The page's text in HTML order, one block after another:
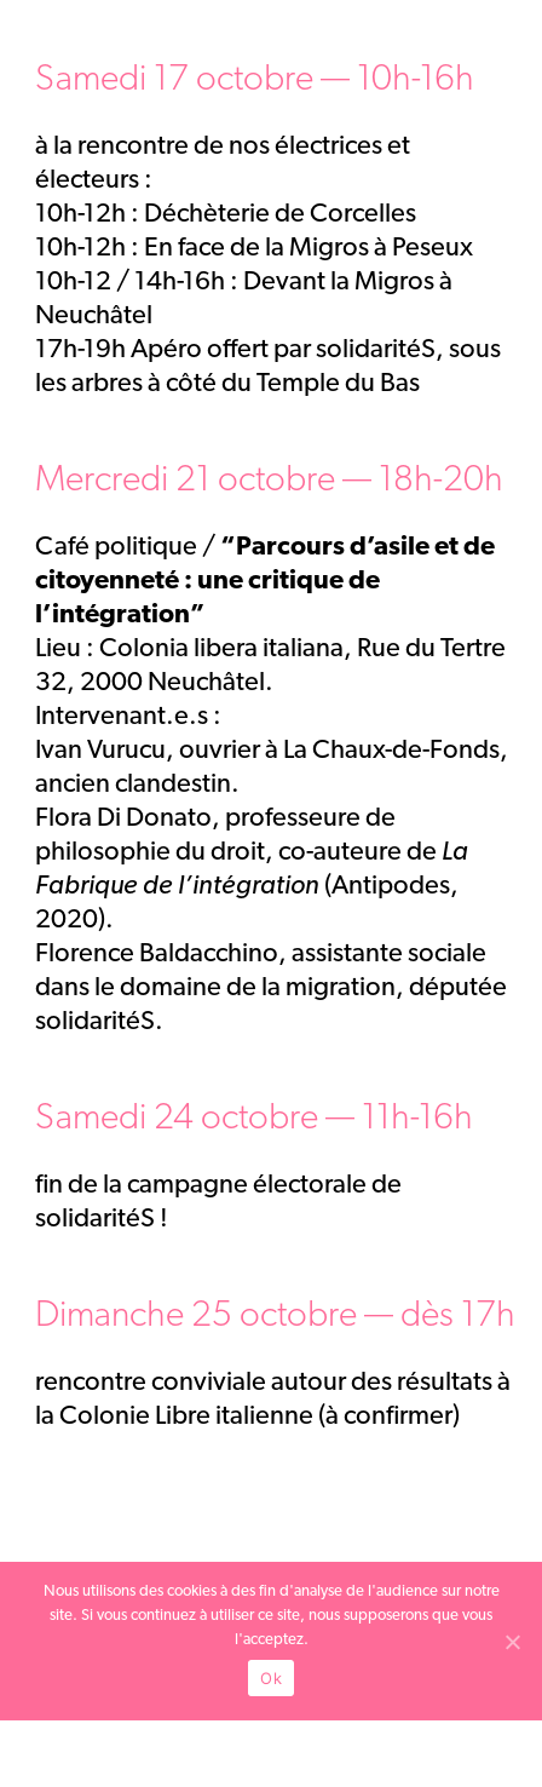
Samedi 17 octobre — 10h-16h
à la rencontre de nos électrices et
électeurs :
10h-12h : Déchèterie de Corcelles
10h-12h : En face de la Migros à Peseux
10h-12 / 14h-16h : Devant la Migros à
Neuchâtel
17h-19h Apéro offert par solidaritéS, sous
les arbres à côté du Temple du Bas
Mercredi 21 octobre — 18h-20h
Café politique / “Parcours d’asile et de
citoyenneté : une critique de
l’intégration”
Lieu : Colonia libera italiana, Rue du Tertre
32, 2000 Neuchâtel.
Intervenant.e.s :
Ivan Vurucu, ouvrier à La Chaux-de-Fonds,
ancien clandestin.
Flora Di Donato, professeure de
philosophie du droit, co-auteure de La
Fabrique de l’intégration (Antipodes,
2020).
Florence Baldacchino, assistante sociale
dans le domaine de la migration, députée
solidaritéS.
Samedi 24 octobre — 11h-16h
fin de la campagne électorale de
solidaritéS !
Dimanche 25 octobre — dès 17h
rencontre conviviale autour des résultats à
la Colonie Libre italienne (à confirmer)
Nous utilisons des cookies à des fin d'analyse de l'audience sur notre
site. Si vous continuez à utiliser ce site, nous supposerons que vous
l'acceptez.
Ok